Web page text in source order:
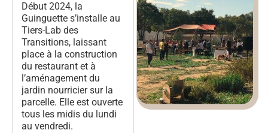
Début 2024, la
Guinguette s’installe au
Tiers-Lab des
Transitions, laissant
place à la construction
du restaurant et à
l’aménagement du
jardin nourricier sur la
parcelle. Elle est ouverte
tous les midis du lundi
au vendredi.